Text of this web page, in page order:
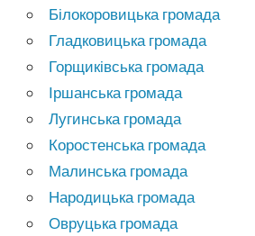
Білокоровицька громада
Гладковицька громада
Горщиківська громада
Іршанська громада
Лугинська громада
Коростенська громада
Малинська громада
Народицька громада
Овруцька громада